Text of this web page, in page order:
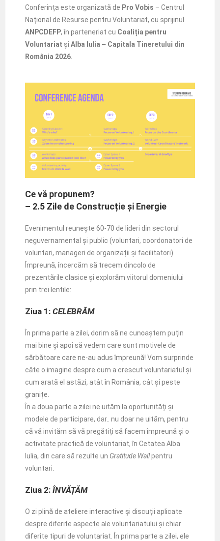
Conferința este organizată de Pro Vobis – Centrul
Național de Resurse pentru Voluntariat, cu sprijinul
ANPCDEFP, în parteneriat cu Coaliția pentru
Voluntariat șiAlba Iulia – Capitala Tineretului din
România 2026
Ce vă propunem?
– 2.5 Zile de Construcție și Energie
Evenimentul reunește 60-70 de lideri din sectorul
neguvernamental și public (voluntari, coordonatori de
voluntari, manageri de organizații și facilitatori).
Împreună, încercăm să trecem dincolo de
prezentările clasice și explorăm viitorul domeniului
prin trei lentile:
Ziua 1:CELEBRĂM
În prima parte a zilei, dorim să ne cunoaștem puțin
mai bine și apoi să vedem care sunt motivele de
sărbătoare care ne-au adus împreună! Vom surprinde
câte o imagine despre cum a crescut voluntariatul și
cum arată el astăzi, atât în România, cât și peste
granițe.
În a doua parte a zilei ne uităm la oportunități și
modele de participare, dar.. nu doar ne uităm, pentru
că vă invităm să vă pregătiți să facem împreună și o
activitate practică de voluntariat, în Cetatea Alba
Iulia, din care să rezulte un Gratitude Wallpentru
voluntari.
Ziua 2:ÎNVĂȚĂM
O zi plină de ateliere interactive și discuții aplicate
despre diferite aspecte ale voluntariatului și chiar
diferite tipuri de voluntariat. În prima parte a zilei, ele